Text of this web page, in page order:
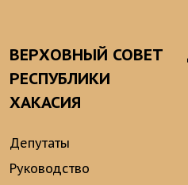
ВЕРХОВНЫЙ СОВЕТ
РЕСПУБЛИКИ
ХАКАСИЯ
Депутаты
Руководство